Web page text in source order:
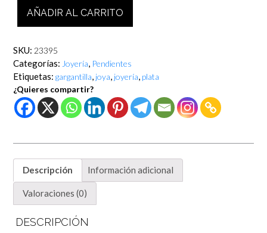
FLOR
liso
cantidad
AÑADIR AL CARRITO
SKU: 23395
Categorías: Joyería, Pendientes
Etiquetas: gargantilla, joya, joyería, plata
¿Quieres compartir?
Descripción Información adicional
Valoraciones (0)
DESCRIPCIÓN